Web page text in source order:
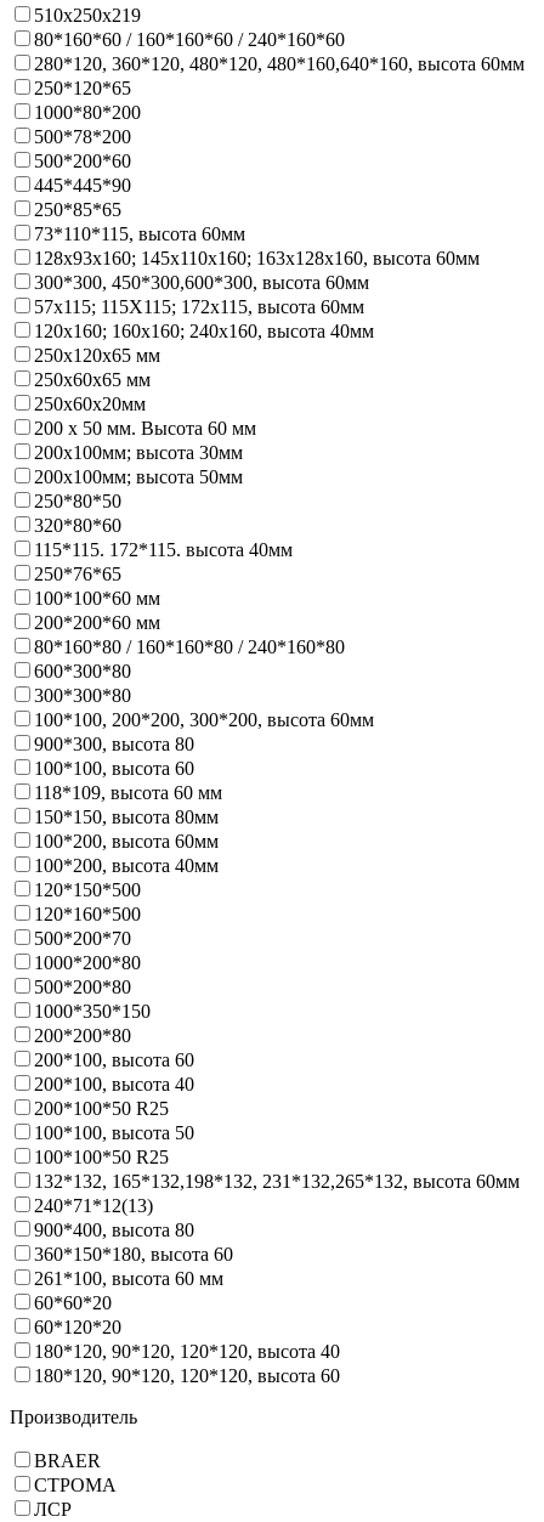
510х250х219
80*160*60 / 160*160*60 / 240*160*60
280*120, 360*120, 480*120, 480*160,640*160, высота 60мм
250*120*65
1000*80*200
500*78*200
500*200*60
445*445*90
250*85*65
73*110*115, высота 60мм
128х93x160; 145х110x160; 163х128x160, высота 60мм
300*300, 450*300,600*300, высота 60мм
57х115; 115Х115; 172х115, высота 60мм
120х160; 160х160; 240х160, высота 40мм
250х120х65 мм
250х60х65 мм
250х60х20мм
200 х 50 мм. Высота 60 мм
200х100мм; высота 30мм
200х100мм; высота 50мм
250*80*50
320*80*60
115*115. 172*115. высота 40мм
250*76*65
100*100*60 мм
200*200*60 мм
80*160*80 / 160*160*80 / 240*160*80
600*300*80
300*300*80
100*100, 200*200, 300*200, высота 60мм
900*300, высота 80
100*100, высота 60
118*109, высота 60 мм
150*150, высота 80мм
100*200, высота 60мм
100*200, высота 40мм
120*150*500
120*160*500
500*200*70
1000*200*80
500*200*80
1000*350*150
200*200*80
200*100, высота 60
200*100, высота 40
200*100*50 R25
100*100, высота 50
100*100*50 R25
132*132, 165*132,198*132, 231*132,265*132, высота 60мм
240*71*12(13)
900*400, высота 80
360*150*180, высота 60
261*100, высота 60 мм
60*60*20
60*120*20
180*120, 90*120, 120*120, высота 40
180*120, 90*120, 120*120, высота 60
Производитель
BRAER
СТРОМА
ЛСР